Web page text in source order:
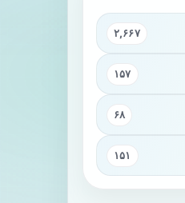
۲,۶۶۷
۱۵۷
۶۸
۱۵۱